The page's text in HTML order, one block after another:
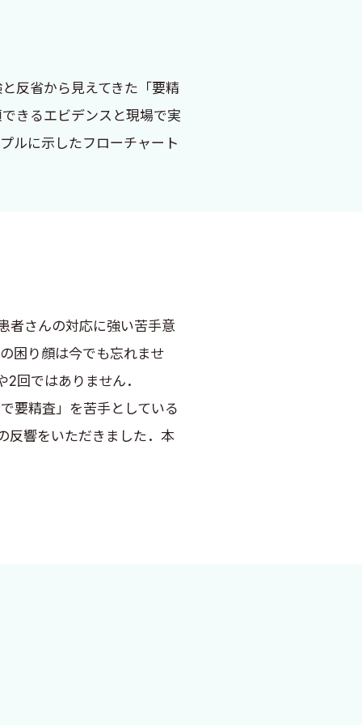
反省から見えてきた「要精
きるエビデンスと現場で実
ルに示したフローチャート
者さんの対応に強い苦手意
困り顔は今でも忘れませ
回ではありません．
要精査」を苦手としている
反響をいただきました．本
クや，診療所での住民健診
たり，治療目標の確認を
ければと思います．私自身
疾患の学び直しを目的とし
して執筆いたしました．